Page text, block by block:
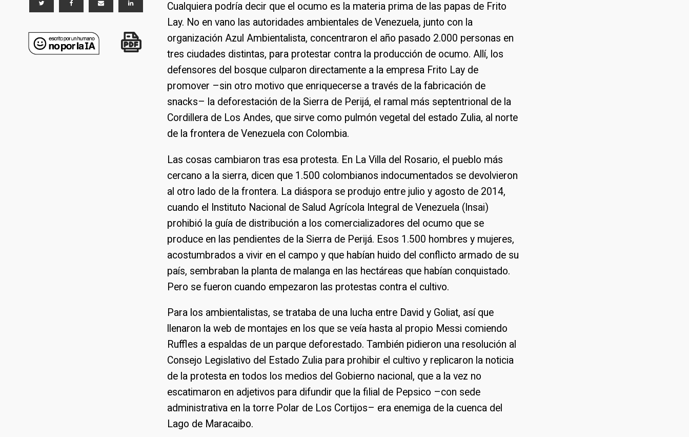
Cualquiera podría decir que el ocumo es la materia prima de las papas de Frito
Lay. No en vano las autoridades ambientales de Venezuela, junto con la
organización Azul Ambientalista, concentraron el año pasado 2.000 personas en
tres ciudades distintas, para protestar contra la producción de ocumo. Allí, los
defensores del bosque culparon directamente a la empresa Frito Lay de
promover –sin otro motivo que enriquecerse a través de la fabricación de
snacks– la deforestación de la Sierra de Perijá, el ramal más septentrional de la
Cordillera de Los Andes, que sirve como pulmón vegetal del estado Zulia, al norte
de la frontera de Venezuela con Colombia.
Las cosas cambiaron tras esa protesta. En La Villa del Rosario, el pueblo más
cercano a la sierra, dicen que 1.500 colombianos indocumentados se devolvieron
al otro lado de la frontera. La diáspora se produjo entre julio y agosto de 2014,
cuando el Instituto Nacional de Salud Agrícola Integral de Venezuela (Insai)
prohibió la guía de distribución a los comercializadores del ocumo que se
produce en las pendientes de la Sierra de Perijá. Esos 1.500 hombres y mujeres,
acostumbrados a vivir en el campo y que habían huido del conflicto armado de su
país, sembraban la planta de malanga en las hectáreas que habían conquistado.
Pero se fueron cuando empezaron las protestas contra el cultivo.
Para los ambientalistas, se trataba de una lucha entre David y Goliat, así que
llenaron la web de montajes en los que se veía hasta al propio Messi comiendo
Ruffles a espaldas de un parque deforestado. También pidieron una resolución al
Consejo Legislativo del Estado Zulia para prohibir el cultivo y replicaron la noticia
de la protesta en todos los medios del Gobierno nacional, que a la vez no
escatimaron en adjetivos para difundir que la filial de Pepsico –con sede
administrativa en la torre Polar de Los Cortijos– era enemiga de la cuenca del
Lago de Maracaibo.